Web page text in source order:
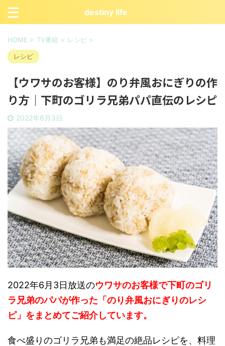
destiny life
HOME > TV番組 > レシピ >
レシピ
【ウワサのお客様】のり弁風おにぎりの作
り方｜下町のゴリラ兄弟パパ直伝のレシピ
2022年6月3日
2022年6月3日放送のウワサのお客様で下町のゴリ
ラ兄弟のパパが作った「のり弁風おにぎりのレシ
ピ」をまとめてご紹介しています。
食べ盛りのゴリラ兄弟も満足の絶品レシピを、料理